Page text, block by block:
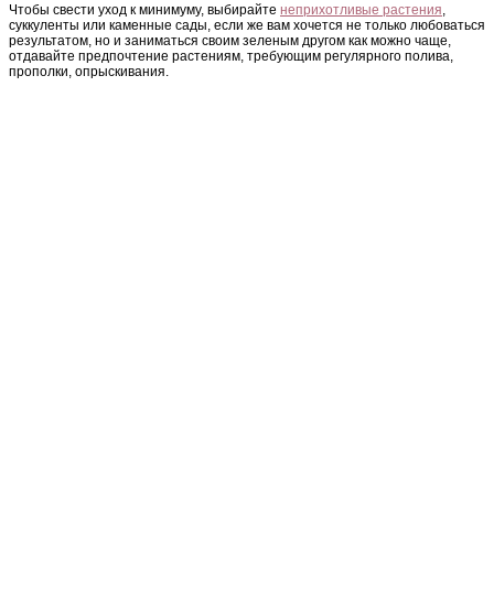
Чтобы свести уход к минимуму, выбирайте неприхотливые растения,
суккуленты или каменные сады, если же вам хочется не только любоваться
результатом, но и заниматься своим зеленым другом как можно чаще,
отдавайте предпочтение растениям, требующим регулярного полива,
прополки, опрыскивания.